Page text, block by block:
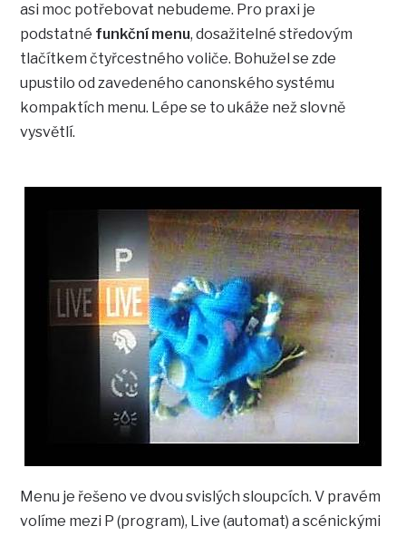
asi moc potřebovat nebudeme. Pro praxi je
podstatné funkční menu, dosažitelné středovým
tlačítkem čtyřcestného voliče. Bohužel se zde
upustilo od zavedeného canonského systému
kompaktích menu. Lépe se to ukáže než slovně
vysvětlí.
Menu je řešeno ve dvou svislých sloupcích. V pravém
volíme mezi P (program), Live (automat) a scénickými